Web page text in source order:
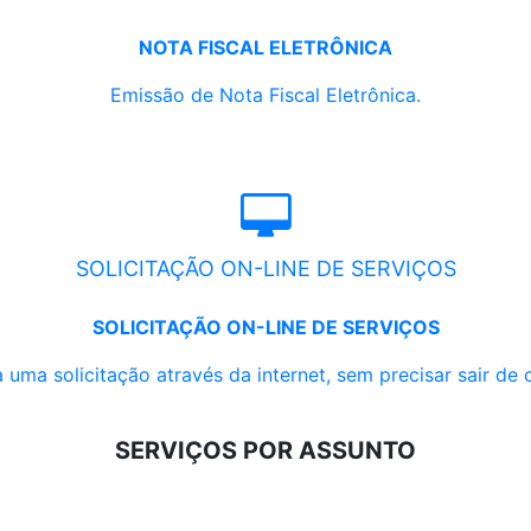
NOTA FISCAL ELETRÔNICA
Emissão de Nota Fiscal Eletrônica.
SOLICITAÇÃO ON-LINE DE SERVIÇOS
SOLICITAÇÃO ON-LINE DE SERVIÇOS
uma solicitação através da internet, sem precisar sair de
SERVIÇOS POR ASSUNTO